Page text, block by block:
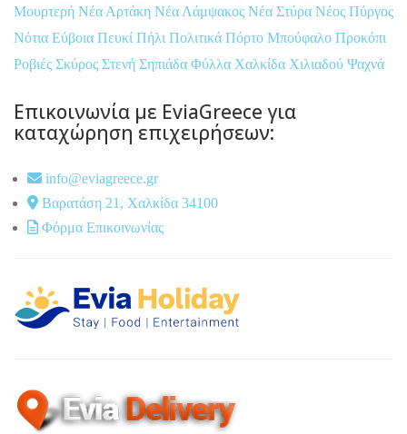
Μουρτερή Νέα Αρτάκη Νέα Λάμψακος Νέα Στύρα Νέος Πύργος
Νότια Εύβοια Πευκί Πήλι Πολιτικά Πόρτο Μπούφαλο Προκόπι
Ροβιές Σκύρος Στενή Σηπιάδα Φύλλα Χαλκίδα Χιλιαδού Ψαχνά
Επικοινωνία με EviaGreece για
καταχώρηση επιχειρήσεων:
info@eviagreece.gr
Βαρατάση 21, Χαλκίδα 34100
Φόρμα Επικοινωνίας